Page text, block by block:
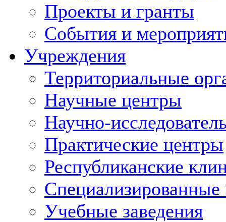
Проекты и гранты
События и
Учреждения
Территориальные
Научные центры
Научно-
Практические центры
Республиканские
Учебные заведения